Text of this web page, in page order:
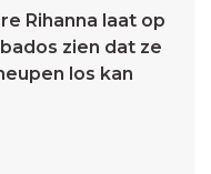
Rihanna laat op
zien dat ze
los kan